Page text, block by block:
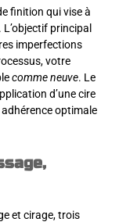
finition qui vise à
principal
imperfections
votre
comme neuve. Le
d’une cire
optimale
et cirage, trois